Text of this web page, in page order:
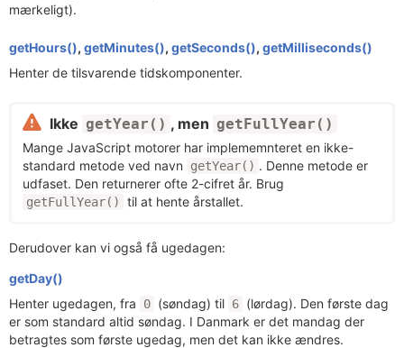
mærkeligt).
getHours(), getMinutes(), getSeconds(), getMilliseconds()
Henter de tilsvarende tidskomponenter.
Ikke getYear() , men getFullYear()
Mange JavaScript motorer har implememnteret en ikke-
standard metode ved navn
getYear() . Denne metode er
udfaset. Den returnerer ofte 2-cifret år. Brug
getFullYear() til at hente årstallet.
Derudover kan vi også få ugedagen:
getDay()
Henter ugedagen, fra
0 (søndag) til 6 (lørdag). Den første dag
er som standard altid søndag. I Danmark er det mandag der
betragtes som første ugedag, men det kan ikke ændres.